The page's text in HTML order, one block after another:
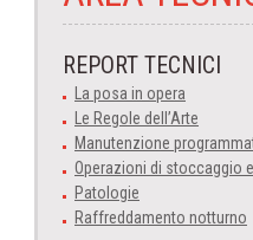
REPORT TECNICI
La posa in opera
Le Regole dell’Arte
Manutenzione
Operazioni di stoccaggio
Patologie
Raffreddamento notturno